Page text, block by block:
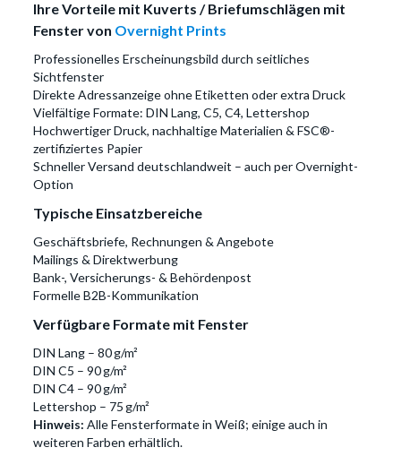
Ihre Vorteile mit Kuverts / Briefumschlägen mit
Fenster von Overnight Prints
Professionelles Erscheinungsbild durch seitliches
Sichtfenster
Direkte Adressanzeige ohne Etiketten oder extra Druck
Vielfältige Formate: DIN Lang, C5, C4, Lettershop
Hochwertiger Druck, nachhaltige Materialien & FSC®-
zertifiziertes Papier
Schneller Versand deutschlandweit – auch per Overnight-
Option
Typische Einsatzbereiche
Geschäftsbriefe, Rechnungen & Angebote
Mailings & Direktwerbung
Bank-, Versicherungs- & Behördenpost
Formelle B2B-Kommunikation
Verfügbare Formate mit Fenster
DIN Lang – 80 g/m²
DIN C5 – 90 g/m²
DIN C4 – 90 g/m²
Lettershop – 75 g/m²
Hinweis: Alle Fensterformate in Weiß; einige auch in
weiteren Farben erhältlich.